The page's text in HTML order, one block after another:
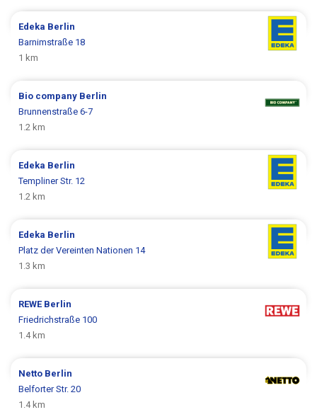
Edeka Berlin
Barnimstraße 18
1 km
Bio company Berlin
Brunnenstraße 6-7
1.2 km
Edeka Berlin
Templiner Str. 12
1.2 km
Edeka Berlin
Platz der Vereinten Nationen 14
1.3 km
REWE Berlin
Friedrichstraße 100
1.4 km
Netto Berlin
Belforter Str. 20
1.4 km